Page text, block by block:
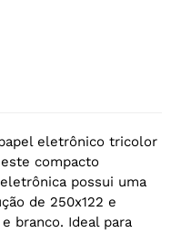
eletrônico tricolor
compacto
possui uma
de 250x122 e
branco. Ideal para